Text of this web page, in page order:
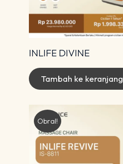
INLIFE DIVINE
Tambah ke keranjang
Obral!